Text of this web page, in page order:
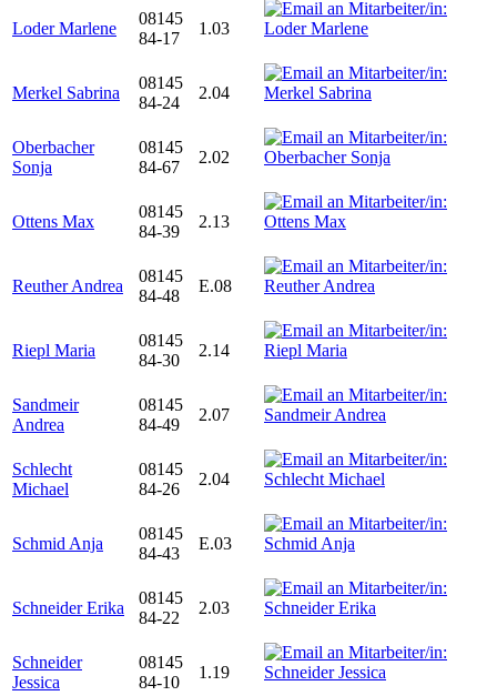
Loder Marlene
08145
84-17
1.03
Merkel Sabrina
08145
84-24
2.04
Oberbacher
Sonja
08145
84-67
2.02
Ottens Max
08145
84-39
2.13
Reuther Andrea
08145
84-48
E.08
Riepl Maria
08145
84-30
2.14
Sandmeir
Andrea
08145
84-49
2.07
Schlecht
Michael
08145
84-26
2.04
Schmid Anja
08145
84-43
E.03
Schneider Erika
08145
84-22
2.03
Schneider
Jessica
08145
84-10
1.19